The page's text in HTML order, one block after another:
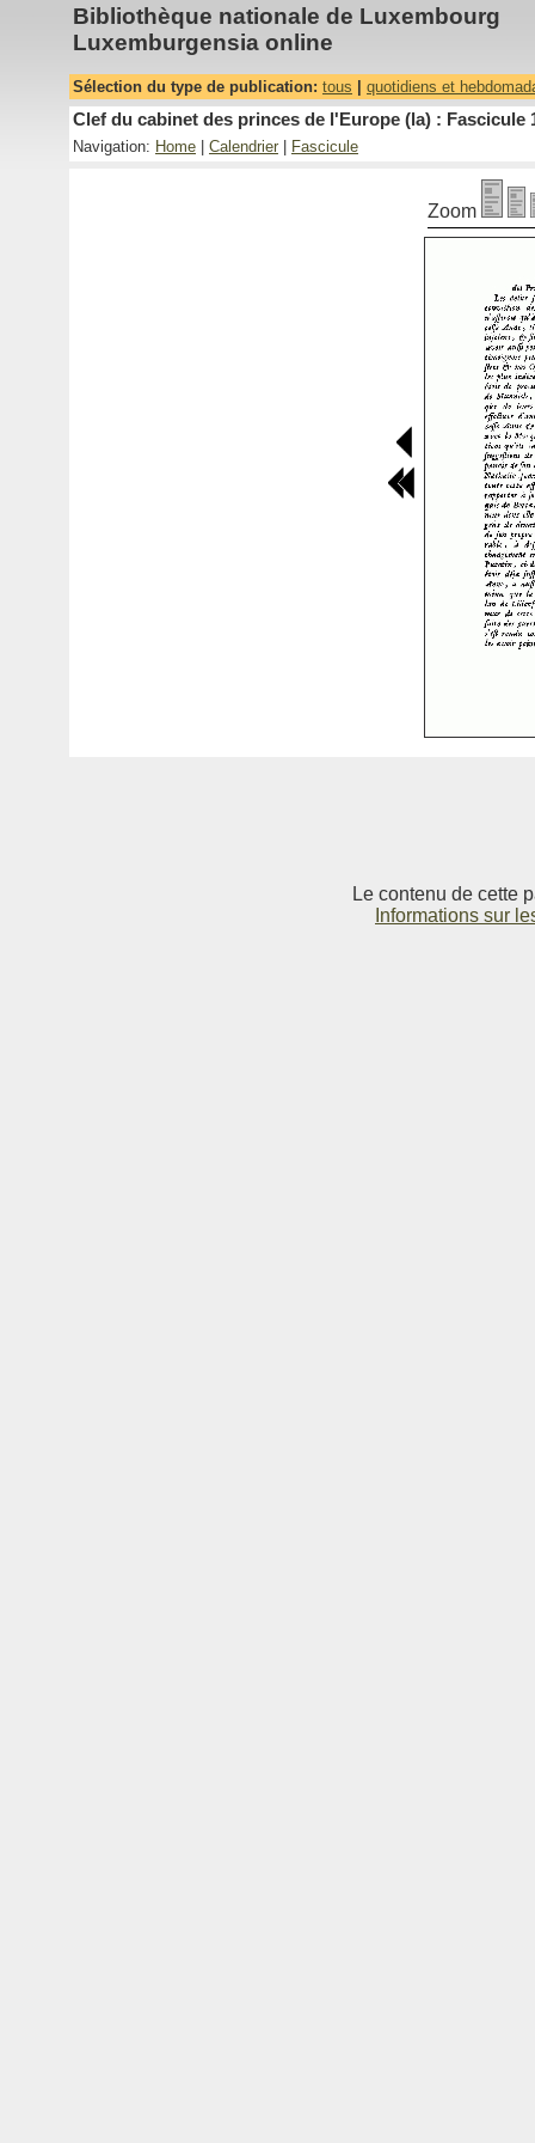
Bibliothèque nationale de Luxembourg
Luxemburgensia online
Sélection du type de publication: tous quotidiens et
Clef du cabinet des princes de l'Europe (la) : Fascicule
Navigation: Home Calendrier Fascicule
Zoom
Le contenu de cette
Informations sur